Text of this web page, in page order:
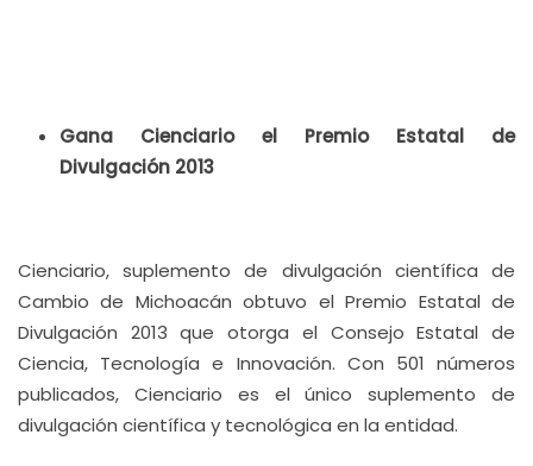
Gana Cienciario el Premio Estatal de
Divulgación 2013
Cienciario, suplemento de divulgación científica de
Cambio de Michoacán obtuvo el Premio Estatal de
Divulgación 2013 que otorga el Consejo Estatal de
Ciencia, Tecnología e Innovación. Con 501 números
publicados, Cienciario es el único suplemento de
divulgación científica y tecnológica en la entidad.